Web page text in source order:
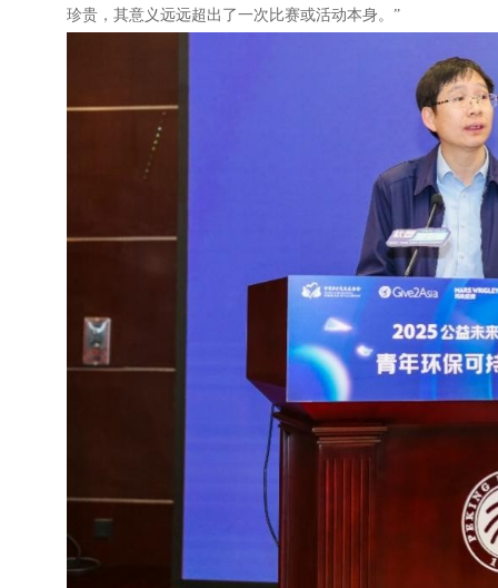
珍贵，其意义远远超出了一次比赛或活动本身。”